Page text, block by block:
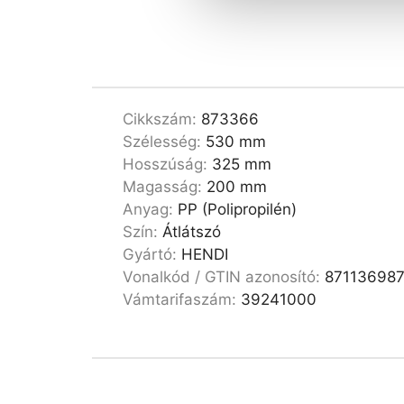
Cikkszám: 873366
Szélesség: 530 mm
Hosszúság: 325 mm
Magasság: 200 mm
Anyag: PP (Polipropilén)
Szín:Átlátszó
Gyártó: HENDI
Vonalkód / GTIN azonosító:
Vámtarifaszám: 39241000